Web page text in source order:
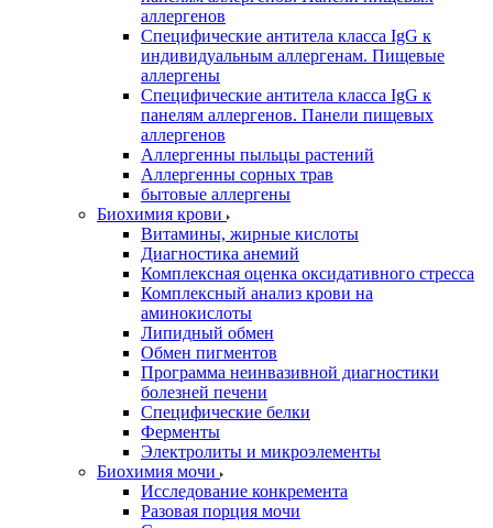
аллергенов
Специфические антитела класса IgG к
индивидуальным аллергенам. Пищевые
аллергены
Специфические антитела класса IgG к
панелям аллергенов. Панели пищевых
аллергенов
Аллергенны пыльцы растений
Аллергенны сорных трав
бытовые аллергены
Биохимия крови
Витамины, жирные кислоты
Диагностика анемий
Комплексная оценка оксидативного стресса
Комплексный анализ крови на
аминокислоты
Липидный обмен
Обмен пигментов
Программа неинвазивной диагностики
болезней печени
Специфические белки
Ферменты
Электролиты и микроэлементы
Биохимия мочи
Исследование конкремента
Разовая порция мочи